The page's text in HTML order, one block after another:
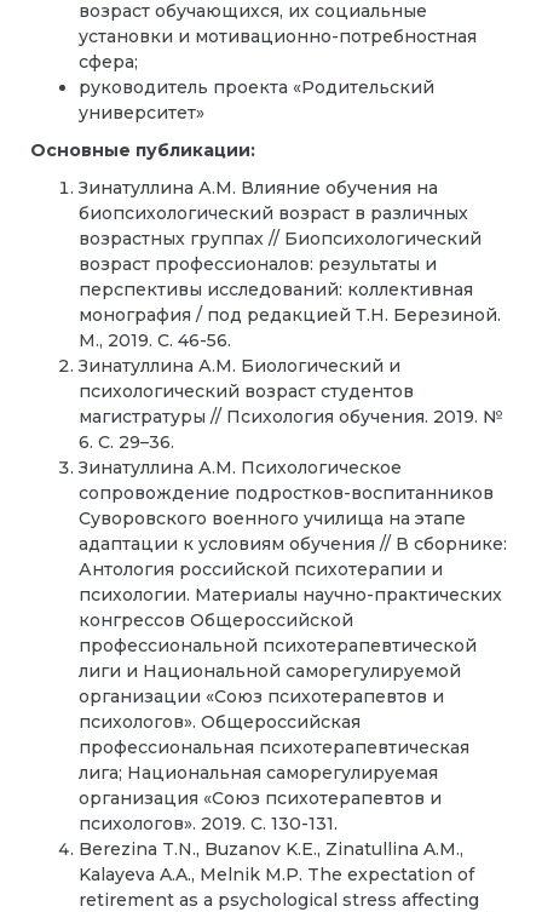
возраст обучающихся, их социальные
установки и мотивационно-потребностная
сфера;
руководитель проекта «Родительский
университет»
Основные публикации:
Зинатуллина А.М. Влияние обучения на
биопсихологический возраст в различных
возрастных группах // Биопсихологический
возраст профессионалов: результаты и
перспективы исследований: коллективная
монография / под редакцией Т.Н. Березиной.
М., 2019. С. 46-56.
Зинатуллина А.М. Биологический и
психологический возраст студентов
магистратуры // Психология обучения. 2019. №
6. С. 29–36.
Зинатуллина А.М. Психологическое
сопровождение подростков-воспитанников
Суворовского военного училища на этапе
адаптации к условиям обучения // В сборнике:
Антология российской психотерапии и
психологии. Материалы научно-практических
конгрессов Общероссийской
профессиональной психотерапевтической
лиги и Национальной саморегулируемой
организации «Союз психотерапевтов и
психологов». Общероссийская
профессиональная психотерапевтическая
лига; Национальная саморегулируемая
организация «Союз психотерапевтов и
психологов». 2019. С. 130-131.
Berezina T.N., Buzanov K.E., Zinatullina A.M.,
Kalayeva A.A., Melnik M.P. The expectation of
retirement as a psychological stress affecting